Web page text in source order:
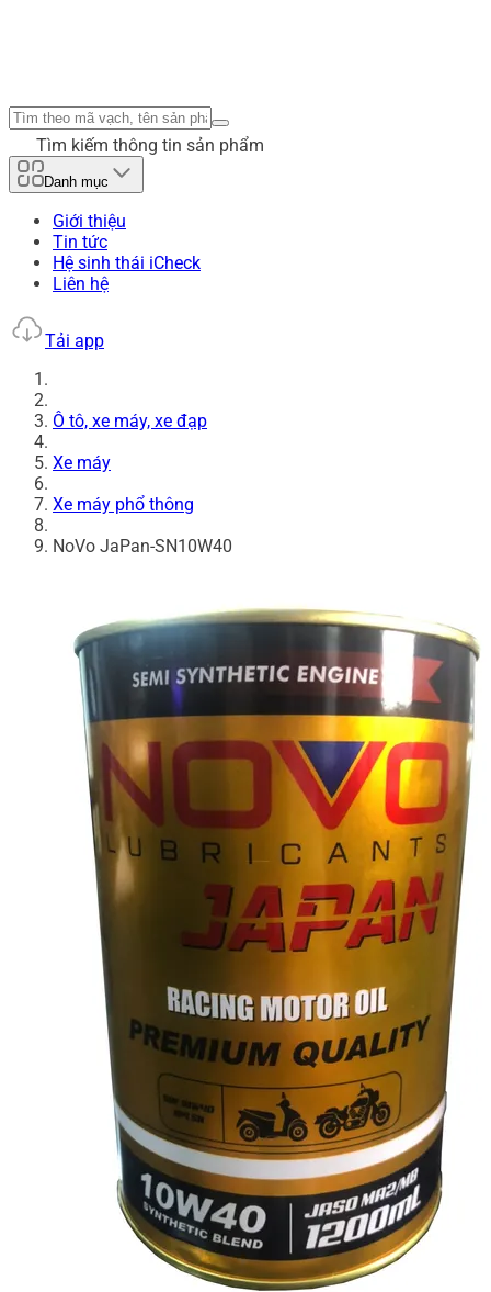
Tìm kiếm thông tin sản phẩm
Danh mục
Giới thiệu
Tin tức
Hệ sinh thái iCheck
Liên hệ
Tải app
Ô tô, xe máy, xe đạp
Xe máy
Xe máy phổ thông
NoVo JaPan-SN10W40